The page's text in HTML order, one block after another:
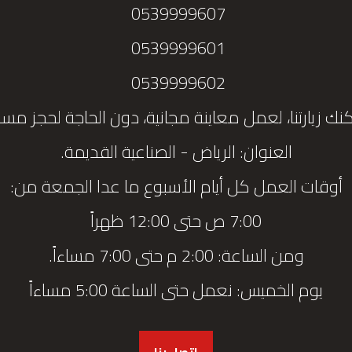
0539999607
0539999601
0539999602
زيارتنا، لعمل معاينة مجانية، دون الحاجة لحجز
العنوان: الرياض - الصناعية القديمة.
أوقات العمل كل أيام الأسبوع ما عدا الجمعة من:
7:00 ص حتى 12:00 ظهراً
ومن الساعة: 2:00 م حتى 7:00 مساءاً.
يوم الخميس: نعمل حتى الساعة 5:00 مساءاً